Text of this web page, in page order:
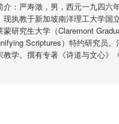
介：严寿澂，男，西元一九四六
现执教于新加坡南洋理工大学国
蒙研究生大学（Claremont
Scriptures）特约研究员
教学。撰有专著《诗道与文心》